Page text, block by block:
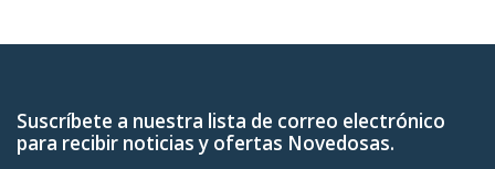
Suscríbete a nuestra lista de correo electrónico
para recibir noticias y ofertas Novedosas.